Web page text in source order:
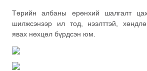
Төрийн албаны ерөнхий шалгалт
шилжсэнээр ил тод, нээлттэй,
явах нөхцөл бүрдсэн юм.